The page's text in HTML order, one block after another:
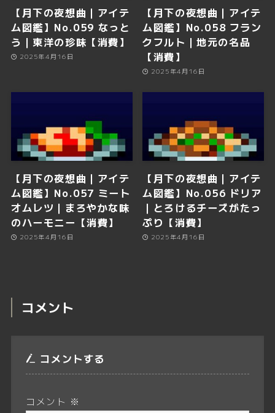
【月下の夜想曲｜アイテ
ム図鑑】No.059 なっと
う｜東洋の珍味【消費】
2025年4月16日
【月下の夜想曲｜アイテ
ム図鑑】No.058 フラン
クフルト｜地元の名品
【消費】
2025年4月16日
【月下の夜想曲｜アイテ
ム図鑑】No.057 ミート
オムレツ｜まろやかな味
のハーモニー【消費】
2025年4月16日
【月下の夜想曲｜アイテ
ム図鑑】No.056 ドリア
｜とろけるチーズがたっ
ぷり【消費】
2025年4月16日
コメント
コメントする
コメント ※